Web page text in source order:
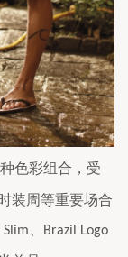
种色彩组合，受
装周等重要场合
Slim Brazil Logo